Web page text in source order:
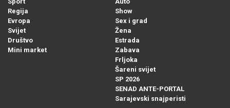
Regija
Evropa
Svijet
Društvo
Mini market
Show
Sex i grad
Žena
Estrada
Zabava
Frljoka
Šareni svijet
SP 2026
SENAD ANTE-PORTAL
Sarajevski snajperisti